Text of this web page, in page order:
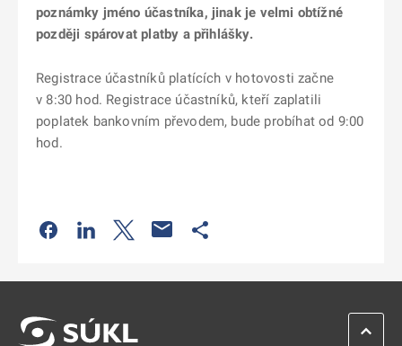
poznámky jméno účastníka, jinak je velmi obtížné
později spárovat platby a přihlášky.
Registrace účastníků platících v hotovosti začne
v 8:30 hod. Registrace účastníků, kteří zaplatili
poplatek bankovním převodem, bude probíhat od 9:00
hod.
Odkaz se otevře na nové kartě
Odkaz se otevře na nové kartě
Odkaz se otevře na nové kartě
ZPĚT